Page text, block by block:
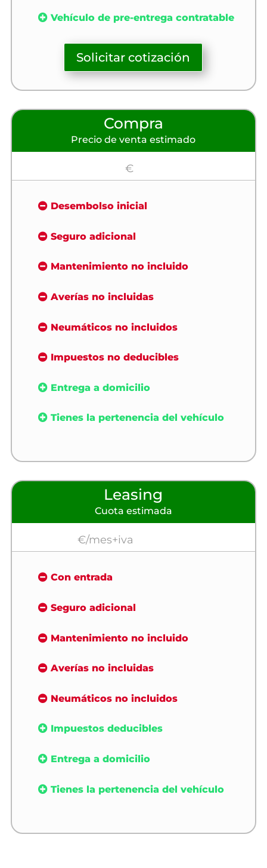
Vehículo de pre-entrega contratable
Solicitar cotización
Compra
Precio de venta estimado
€
Desembolso inicial
Seguro adicional
Mantenimiento no incluido
Averías no incluidas
Neumáticos no incluidos
Impuestos no deducibles
Entrega a domicilio
Tienes la pertenencia del vehículo
Leasing
Cuota estimada
€/mes+iva
Con entrada
Seguro adicional
Mantenimiento no incluido
Averías no incluidas
Neumáticos no incluidos
Impuestos deducibles
Entrega a domicilio
Tienes la pertenencia del vehículo